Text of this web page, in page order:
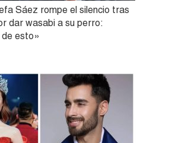
Sáez rompe el silencio tras
dar wasabi a su perro:
esto»